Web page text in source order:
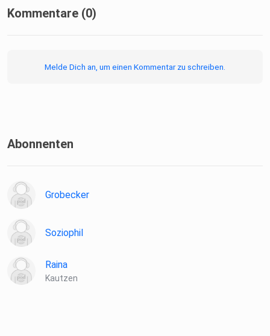
Kommentare (0)
Melde Dich an, um einen Kommentar zu schreiben.
Abonnenten
Grobecker
Soziophil
Raina
Kautzen